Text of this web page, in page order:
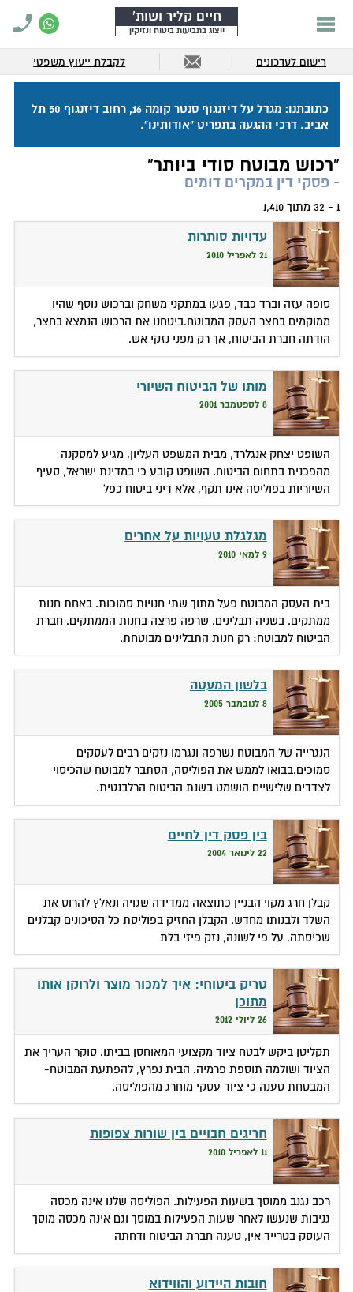
חיים קליר ושות'
ייצוג בתביעות ביטוח ונזיקין
רישום לעדכונים לקבלת ייעוץ משפטי
כתובתנו: מגדל על דיזנגוף סנטר קומה 16, רחוב דיזנגוף 50 תל
אביב. דרכי ההגעה בתפריט "אודותינו".
"רכוש מבוטח סודי ביותר"
- פסקי דין במקרים דומים
1 - 32 מתוך 1,410
עדויות סותרות
21 לאפריל 2010
סופה עזה וברד כבד, פגעו במתקני משחק וברכוש נוסף שהיו
ממוקמים בחצר העסק המבוטח.ביטחנו את הרכוש הנמצא בחצר,
הודתה חברת הביטוח, אך רק מפני נזקי אש.
מותו של הביטוח השיורי
8 לספטמבר 2001
השופט יצחק אנגלרד, מבית המשפט העליון, מגיע למסקנה
מהפכנית בתחום הביטוח. השופט קובע כי במדינת ישראל, סעיף
השיוריות בפוליסה אינו תקף, אלא דיני ביטוח כפל
מגלגלת טעויות על אחרים
9 למאי 2010
בית העסק המבוטח פעל מתוך שתי חנויות סמוכות. באחת חנות
ממתקים. בשניה תבלינים. שרפה פרצה בחנות הממתקים. חברת
הביטוח למבוטח: רק חנות התבלינים מבוטחת.
בלשון המעטה
8 לנובמבר 2005
הנגרייה של המבוטח נשרפה ונגרמו נזקים רבים לעסקים
סמוכים.בבואו לממש את הפוליסה, הסתבר למבוטח שהכיסוי
לצדדים שלישיים הושמט בשנת הביטוח הרלבנטית.
בין פסק דין לחיים
22 לינואר 2004
קבלן חרג מקוי הבניין כתוצאה ממדידה שגויה ונאלץ להרוס את
השלד ולבנותו מחדש. הקבלן החזיק בפוליסת כל הסיכונים קבלנים
שכיסתה, על פי לשונה, נזק פיזי בלת
טריק ביטוחי: איך למכור מוצר ולרוקן אותו
מתוכן
26 ליולי 2012
תקליטן ביקש לבטח ציוד מקצועי המאוחסן בביתו. סוקר העריך את
הציוד ושולמה תוספת פרמיה. הבית נפרץ, להפתעת המבוטח-
המבטחת טענה כי ציוד עסקי מוחרג מהפוליסה.
חריגים חבויים בין שורות צפופות
11 לאפריל 2010
רכב נגנב ממוסך בשעות הפעילות. הפוליסה שלנו אינה מכסה
גניבות שנעשו לאחר שעות הפעילות במוסך וגם אינה מכסה מוסך
העוסק בטרייד אין, טענה חברת הביטוח ודחתה
חובות היידוע והווידוא